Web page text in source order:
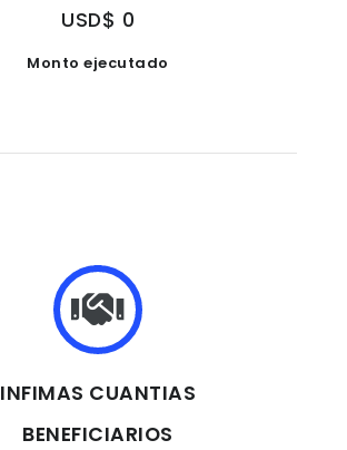
USD$ 0
Monto ejecutado
INFIMAS CUANTIAS
BENEFICIARIOS